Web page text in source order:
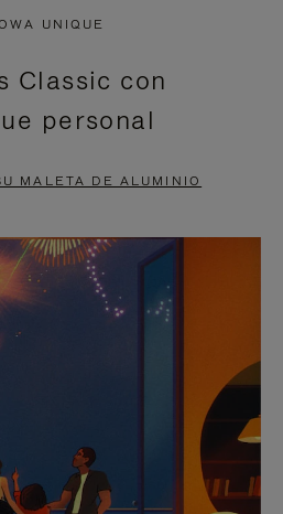
UNIQUE
Classic con
personal
MALETA DE ALUMINIO